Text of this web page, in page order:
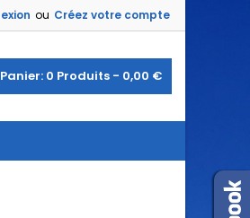
ou Créez votre compte
Panier: 0 Produits - 0,00 €